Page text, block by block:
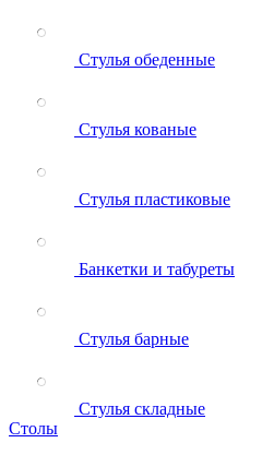
Стулья обеденные
Стулья кованые
Стулья пластиковые
Банкетки и табуреты
Стулья барные
Стулья складные
Столы